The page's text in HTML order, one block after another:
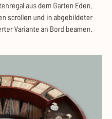
aus dem Garten Eden.
scrollen und in abgebildeter
Variante an Bord beamen.